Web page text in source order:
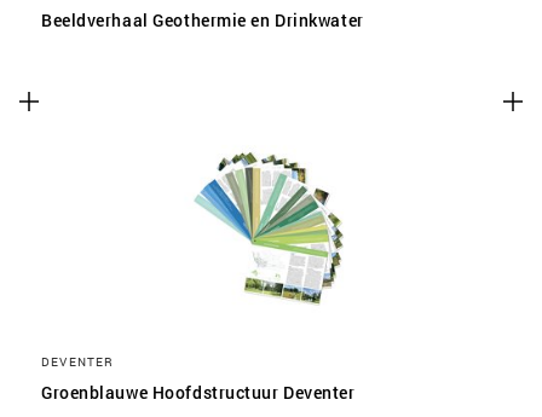
Beeldverhaal Geothermie en Drinkwater
DEVENTER
Groenblauwe Hoofdstructuur Deventer